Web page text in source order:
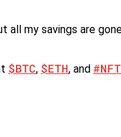
all my savings are
$BTC, $ETH, and #NFT